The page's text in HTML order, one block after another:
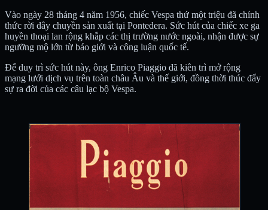
Vào ngày 28 tháng 4 năm 1956, chiếc Vespa thứ một triệu đã chính
thức rời dây chuyền sản xuất tại Pontedera. Sức hút của chiếc xe ga
huyền thoại lan rộng khắp các thị trường nước ngoài, nhận được sự
ngưỡng mộ lớn từ báo giới và công luận quốc tế.
Để duy trì sức hút này, ông Enrico Piaggio đã kiên trì mở rộng
mạng lưới dịch vụ trên toàn châu Âu và thế giới, đồng thời thúc đẩy
sự ra đời của các câu lạc bộ Vespa.